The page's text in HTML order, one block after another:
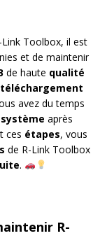
Toolbox, il est
et de maintenir
de haute qualité
téléchargement
avez du temps
système après
ces étapes, vous
de R-Link Toolbox
.
R-